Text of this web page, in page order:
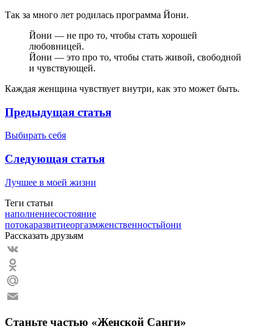
Так за много лет родилась программа Йони.
Йони — не про то, чтобы стать хорошей
любовницей.
Йони — это про то, чтобы стать живой, свободной
и чувствующей.
Каждая женщина чувствует внутри, как это может быть.
Предыдущая статья
Выбирать себя
Следующая статья
Лучшее в моей жизни
Теги статьи
наполнениесостояние
потокаразвитиеоргазмженственностьйони
Рассказать друзьям
VK
Odnoklassniki
Mail.Ru
Email
Станьте частью «Женской Санги»